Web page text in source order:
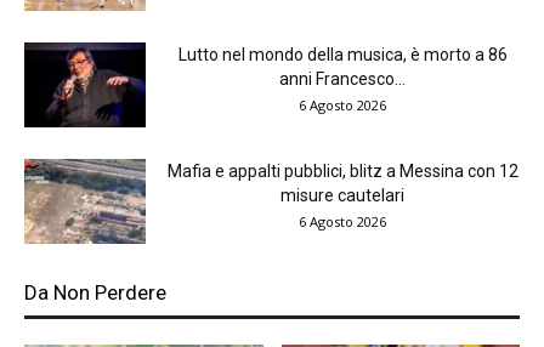
Lutto nel mondo della musica, è morto a 86
anni Francesco...
6 Agosto 2026
Mafia e appalti pubblici, blitz a Messina con 12
misure cautelari
6 Agosto 2026
Da Non Perdere